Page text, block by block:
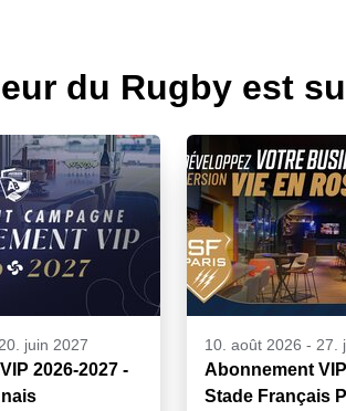
du Rugby est
20. juin 2027
2026-2027 -
10. août 2026 - 27.
Abonnement
Stade Français